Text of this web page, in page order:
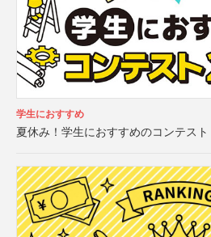
学生におすすめ
夏休み！学生におすすめのコンテスト